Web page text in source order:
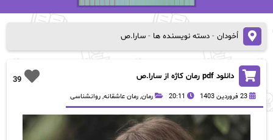
اُخودان- دسته نویسنده ها - سارا.ص
39 دانلود pdf رمان کاژه از سارا.ص
23 فروردین 1403 20:11 رمان, رمان عاشقانه, روانشناسی